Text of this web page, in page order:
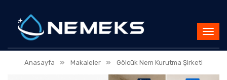
Anasayfa » Makaleler » Gölcük Nem Kurutma Şirketi